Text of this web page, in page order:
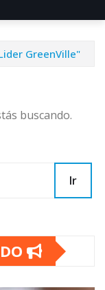
GreenVille"
buscando.
Ir